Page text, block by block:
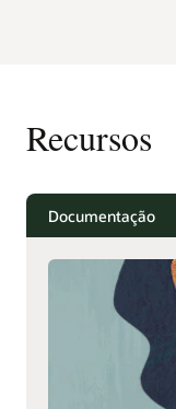
Recursos
Documentação